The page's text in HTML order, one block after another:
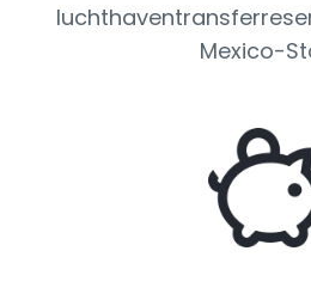
Mexico-